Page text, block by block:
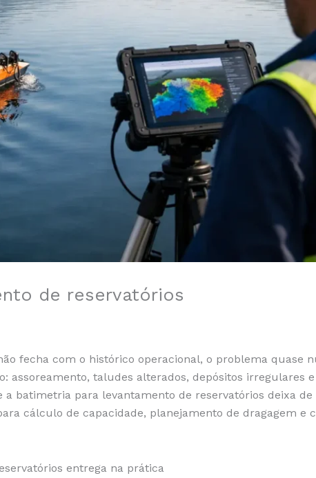
de reservatórios
fecha com o histórico operacional, o problema quase
assoreamento, taludes alterados, depósitos irregulares
batimetria para levantamento de reservatórios deixa
cálculo de capacidade, planejamento de dragagem e
entrega na prática